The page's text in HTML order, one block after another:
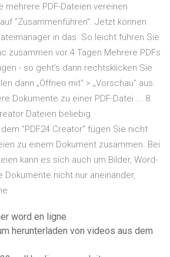
mehrere PDF-Dateien vereinen
"Zusammenführen". Jetzt können
in das So leicht führen Sie
zusammen vor 4 Tagen Mehrere PDFs
- so geht's dann rechtsklicken Sie
dann „Öffnen mit“ > „Vorschau“ aus.
Dokumente zu einer PDF-Datei ... 8.
Dateien beliebig
"PDF24 Creator" fügen Sie nicht
zu einem Dokument zusammen. Bei
kann es sich auch um Bilder, Word-
nicht nur aneinander,
word en ligne
herunterladen von videos aus dem